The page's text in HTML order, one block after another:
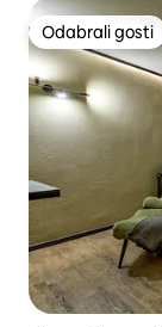
Odabrali gosti
Odabrali gosti